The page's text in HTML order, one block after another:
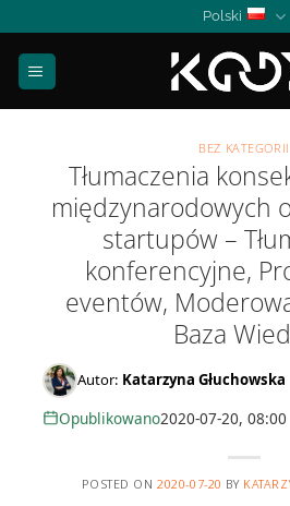
content
Polski
BEZ KATEGORII
Tłumaczenia
międzynarodowych
startupów –
konferencyjne,
eventów,
Baza
Autor: Katarzyna Głuchowska
Opublikowano2020-07-20, 08:00
POSTED ON2020-07-20 BY